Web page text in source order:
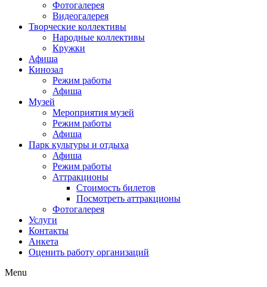
Фотогалерея
Видеогалерея
Творческие коллективы
Народные коллективы
Кружки
Афиша
Кинозал
Режим работы
Афиша
Музей
Мероприятия музей
Режим работы
Афиша
Парк культуры и отдыха
Афиша
Режим работы
Аттракционы
Стоимость билетов
Посмотреть аттракционы
Фотогалерея
Услуги
Контакты
Анкета
Оценить работу организаций
Menu